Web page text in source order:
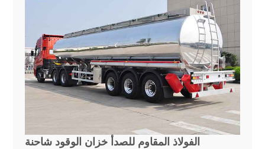
الفولاذ المقاوم للصدأ خزان الوقود شاحنة